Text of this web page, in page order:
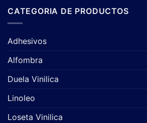
CATEGORIA DE PRODUCTOS
Adhesivos
Alfombra
Duela Vinilica
Linoleo
Loseta Vinilica